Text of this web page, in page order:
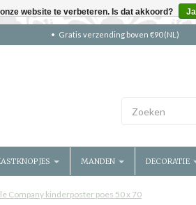
Gratis verzending boven €90 (NL)
MANDEN DECORATIE
Company kinderposter poes 50 x 70
website te verbeteren. Is dat akkoord? Ja